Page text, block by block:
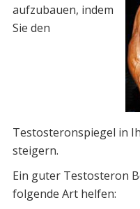
aufzubauen, indem
Sie den
Testosteronspiegel in
steigern.
Ein guter Testosteron
folgende Art helfen: